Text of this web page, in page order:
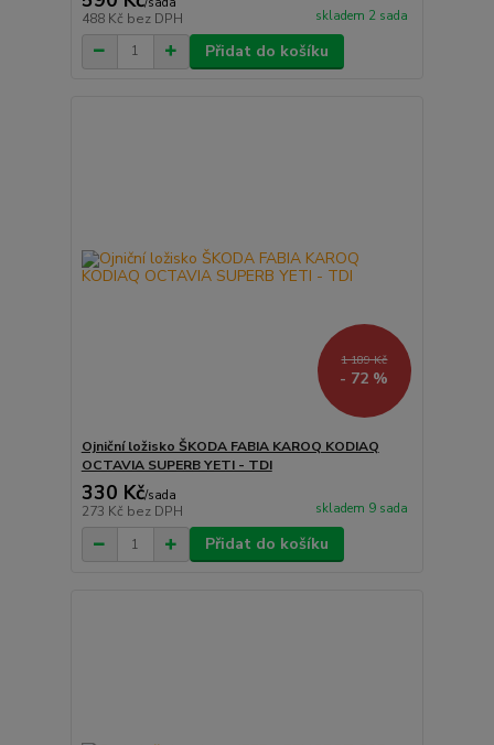
488 Kč bez DPH skladem 2 sada
Přidat do košíku
1 189 Kč
- 72 %
Ojniční ložisko ŠKODA FABIA KAROQ KODIAQ
OCTAVIA SUPERB YETI - TDI
330 Kč/sada
273 Kč bez DPH skladem 9 sada
Přidat do košíku